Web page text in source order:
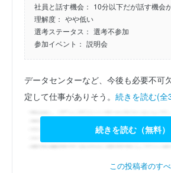
社員と話す機会： 10分以下だが話す機会
理解度： やや低い
選考ステータス： 選考不参加
参加イベント： 説明会
データセンターなど、今後も必要不可
定して仕事がありそう。 続きを読む(全
続きを読む（無料）
この投稿者のす